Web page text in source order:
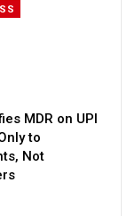
MDR on UPI
to
Not